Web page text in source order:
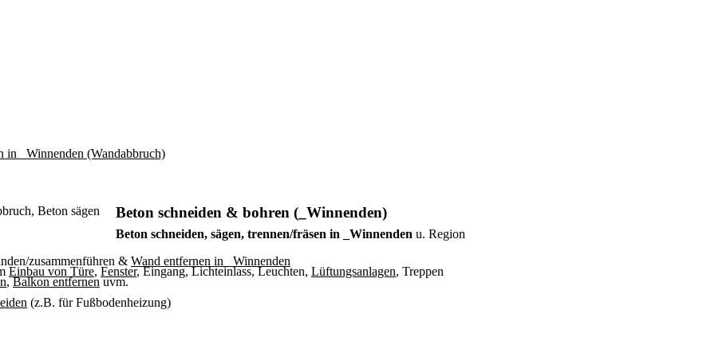
Beton schneiden & bohren (_Winnenden)
Beton schneiden, sägen, trennen/fräsen in _Winnenden u. Region
zusammenführen & Wand entfernen in _Winnenden
Einbau von Türe, Fenster, Eingang, Lichteinlass, Leuchten, Lüftungsanlagen, Treppen
,Balkon entfernenuvm.
(z.B. für Fußbodenheizung)